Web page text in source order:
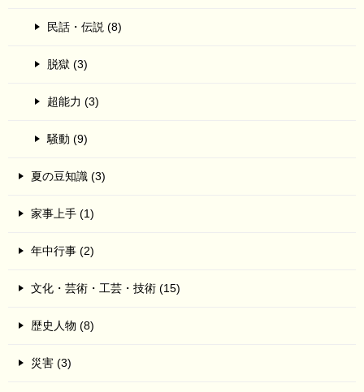
民話・伝説 (8)
脱獄 (3)
超能力 (3)
騒動 (9)
夏の豆知識 (3)
家事上手 (1)
年中行事 (2)
文化・芸術・工芸・技術 (15)
歴史人物 (8)
災害 (3)